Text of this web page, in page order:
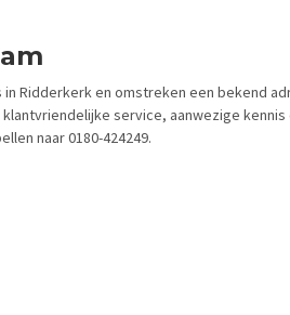
Ridderkerk en omstreken een bekend
service, aanwezige
naar 0180-424249.